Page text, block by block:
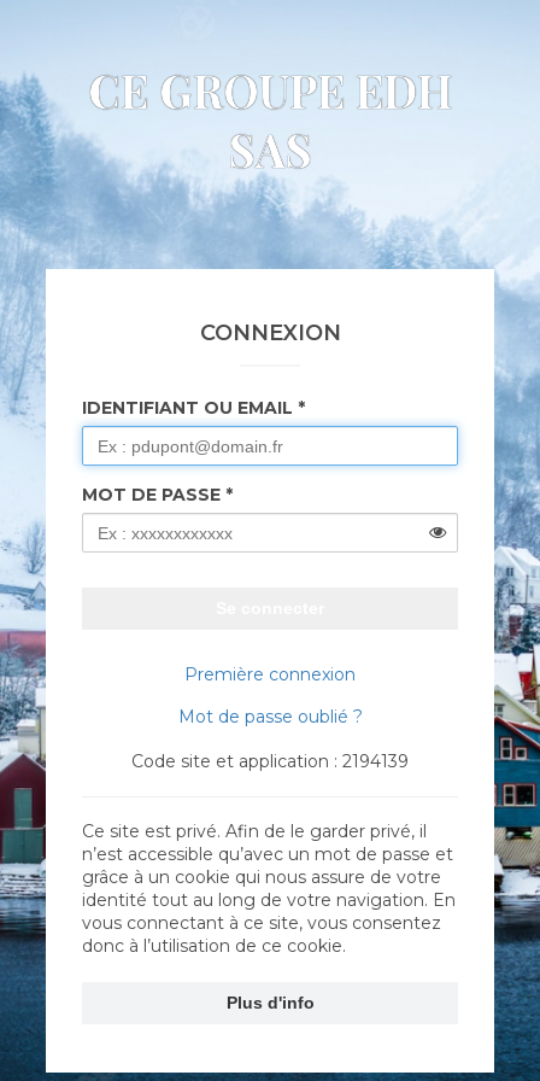
CE GROUPE EDH
SAS
CONNEXION
IDENTIFIANT OU EMAIL
MOT DE PASSE
Première connexion
Mot de passe oublié ?
Code site et application : 2194139
Ce site est privé. Afin de le garder privé, il
n’est accessible qu’avec un mot de passe et
grâce à un cookie qui nous assure de votre
identité tout au long de votre navigation. En
vous connectant à ce site, vous consentez
donc à l’utilisation de ce cookie.
Plus d'info